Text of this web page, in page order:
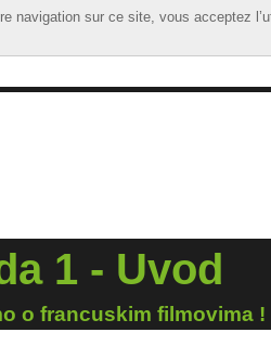
navigation sur ce site, vous acceptez
navigation sur ce site, vous acceptez
1 - Uvod
o francuskim filmovima !